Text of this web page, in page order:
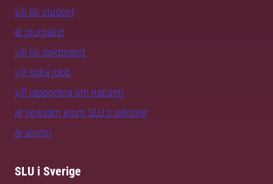
vill bli student
är journalist
vill bli doktorand
vill söka jobb
vill rapportera om naturen
är verksam inom SLU:s sektorer
är alumn
SLU i Sverige